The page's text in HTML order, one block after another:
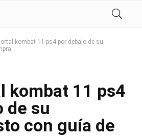
kombat 11 ps4 por debajo de su
kombat 11 ps4
de su
con guía de